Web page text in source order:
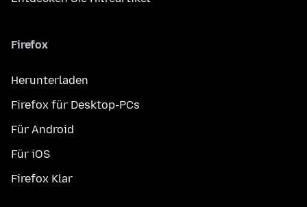
Firefox
Herunterladen
Firefox für Desktop-PCs
Für Android
Für iOS
Firefox Klar